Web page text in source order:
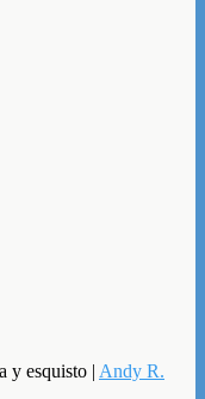
y esquisto | Andy R.